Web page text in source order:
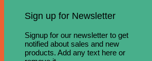
Sign up for Newsletter
Signup for our newsletter to get
notified about sales and new
products. Add any text here or